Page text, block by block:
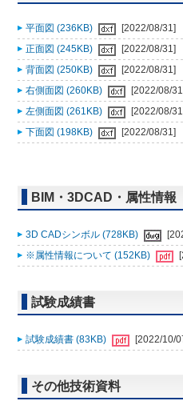
平面図 (236KB)
[2022/08/31]
正面図 (245KB)
[2022/08/31]
背面図 (250KB)
[2022/08/31]
右側面図 (260KB)
[2022/08/
左側面図 (261KB)
[2022/08/
下面図 (198KB)
[2022/08/31]
BIM・3DCAD・属性情報
3D CADシンボル (728KB)
※属性情報について (152KB)
試験成績書
試験成績書 (83KB) [2022/10/
その他技術資料